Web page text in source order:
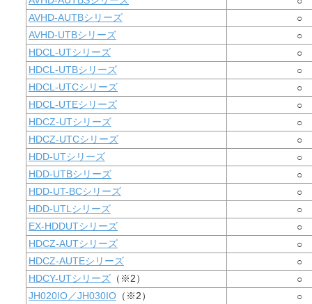
AVHD-AUTBシリーズ
○
AVHD-UTBシリーズ
○
HDCL-UTシリーズ
○
HDCL-UTBシリーズ
○
HDCL-UTCシリーズ
○
HDCL-UTEシリーズ
○
HDCZ-UTシリーズ
○
HDCZ-UTCシリーズ
○
HDD-UTシリーズ
○
HDD-UTBシリーズ
○
HDD-UT-BCシリーズ
○
HDD-UTLシリーズ
○
EX-HDDUTシリーズ
○
HDCZ-AUTシリーズ
○
HDCZ-AUTEシリーズ
○
HDCY-UTシリーズ （※2）
○
JH020IO／JH030IO （※2）
○